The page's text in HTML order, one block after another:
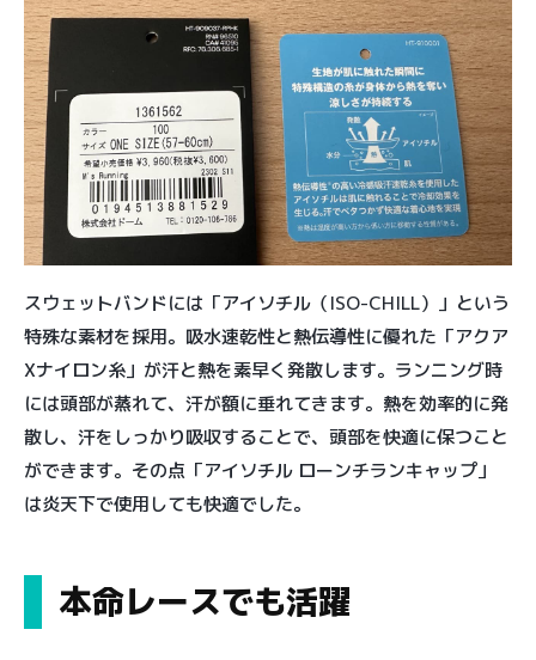
スウェットバンドには「アイソチル（ISO-CHILL）」という
特殊な素材を採用。吸水速乾性と熱伝導性に優れた「アクア
Xナイロン糸」が汗と熱を素早く発散します。ランニング時
には頭部が蒸れて、汗が額に垂れてきます。熱を効率的に発
散し、汗をしっかり吸収することで、頭部を快適に保つこと
ができます。その点「アイソチル ローンチランキャップ」
は炎天下で使用しても快適でした。
本命レースでも活躍